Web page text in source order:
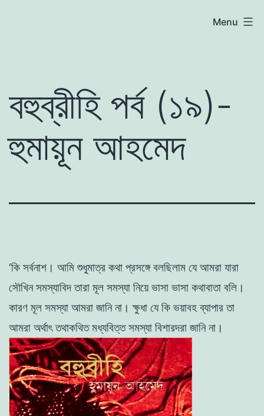
Menu
বহুব্রীহি পর্ব (১৯)-
হুমায়ূন আহমেদ
‘কি সর্বনাশ । আমি শুধুমাত্র কথা প্রসঙ্গেবলছিলাম যেআমরা যারা
সৌখিনসমস্যাবিদতারা মূল সমস্যা নিয়েভাসা ভাসা কথাবাতা বলি ।
কারণ মূল সমস্যা আমরা জানিনা ।ক্ষুধা যেকি ভয়াবহব্যাপারতা
আমরা অর্থাৎতথাকথিতমধ্যবিত্তসমস্যা বিশারদরা জানিনা ।